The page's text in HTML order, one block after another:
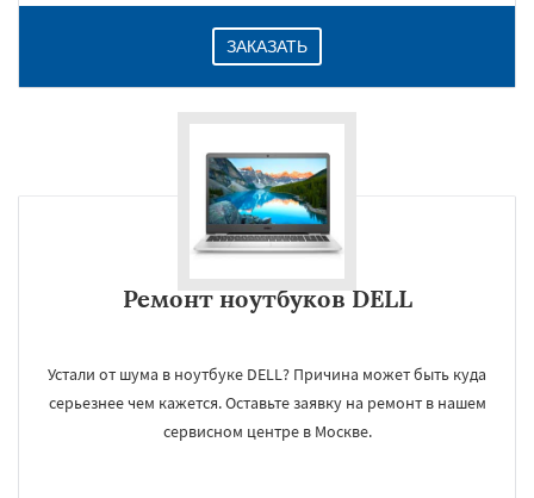
ЗАКАЗАТЬ
Ремонт ноутбуков DELL
Устали от шума в ноутбуке DELL? Причина может быть куда
серьезнее чем кажется. Оставьте заявку на ремонт в нашем
сервисном центре в Москве.